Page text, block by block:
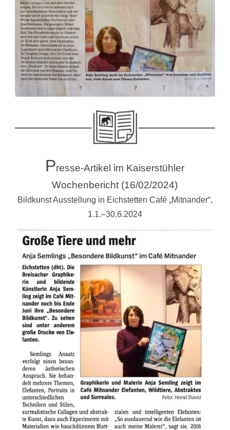
Presse-Artikel im Kaiserstühler
Wochenbericht (16/02/2024)
Bildkunst Ausstellung in Eichstetten Café „Mitnander“,
1.1.–30.6.2024